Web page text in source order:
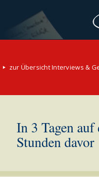
zur Übersicht Interviews &
In 3 Tagen
Stunden davor